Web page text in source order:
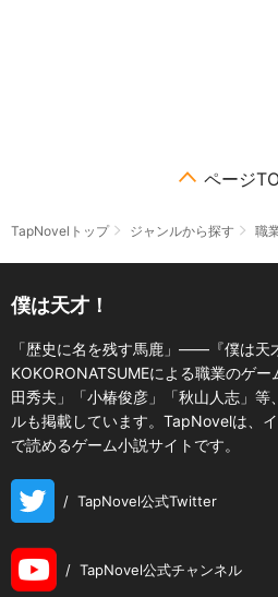
ページ
TapNovelトップ ジャンルから探す 職
僕は天才！
「歴史に名を残す馬鹿」――『僕は
KOKORONATSUMEによる職業のゲ
田秀夫」「小椿俊彦」「秋山人志」等
ルも掲載しています。TapNovelは、
で読めるゲーム小説サイトです。
/ TapNovel公式Twitter
/ TapNovel公式チャンネル